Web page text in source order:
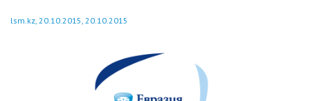
lsm.kz, 20.10.2015, 20.10.2015